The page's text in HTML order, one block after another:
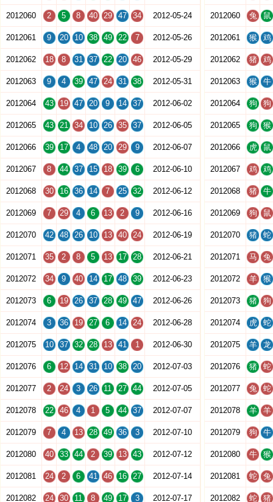
2012060 2 5 8 40 29 47 34 2012-05-24
2012061 9 20 10 38 49 22 7 2012-05-26
2012062 18 8 31 37 22 20 46 2012-05-29
2012063 9 4 39 47 24 31 38 2012-05-31
2012064 43 19 47 20 9 14 37 2012-06-02
2012065 43 21 34 10 26 35 37 2012-06-05
2012066 39 17 4 48 20 29 9 2012-06-07
2012067 8 44 37 15 18 39 6 2012-06-10
2012068 30 16 36 14 7 25 32 2012-06-12
2012069 7 29 4 6 13 2 9 2012-06-16
2012070 42 48 26 10 13 40 24 2012-06-19
2012071 35 2 8 5 13 17 28 2012-06-21
2012072 34 9 40 14 17 48 39 2012-06-23
2012073 6 19 26 37 28 49 47 2012-06-26
2012074 3 36 19 27 6 14 24 2012-06-28
2012075 10 37 32 28 13 41 1 2012-06-30
2012076 6 12 14 31 10 38 20 2012-07-03
2012077 2 24 3 26 11 27 44 2012-07-05
2012078 22 46 4 1 5 44 37 2012-07-07
2012079 7 4 13 28 49 36 3 2012-07-10
2012080 40 33 44 2 39 13 43 2012-07-12
2012081 24 2 6 41 46 16 27 2012-07-14
2012082 24 30 11 8 49 17 3 2012-07-17
2012060 兔 鼠
2012061 猴 鸡
2012062 猪 鸡
2012063 猴 牛
2012064 狗 狗
2012065 狗 猴
2012066 虎 鼠
2012067 鸡 鸡
2012068 猪 牛
2012069 狗 鼠
2012070 猪 蛇
2012071 马 兔
2012072 羊 猴
2012073 猪 狗
2012074 虎 蛇
2012075 羊 龙
2012076 猪 蛇
2012077 兔 蛇
2012078 羊 羊
2012079 狗 牛
2012080 牛 猴
2012081 蛇 兔
2012082 蛇 猪